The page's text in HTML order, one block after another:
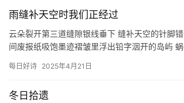
投
雨缝补天空时我们正经过
云朵裂开第三道缝隙银线垂下 缝补天空的针脚
间废报纸吸饱墨迹褶皱里浮出铅字洇开的岛屿
——…
每日好诗 2025年4月21日
冬日拾遗